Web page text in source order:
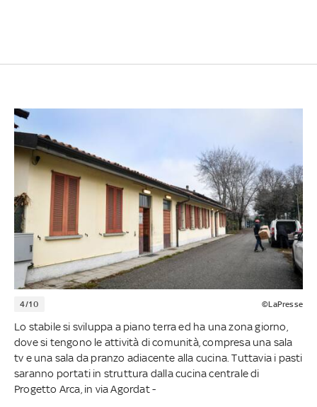
4/10 ©LaPresse
Lo stabile si sviluppa a piano terra ed ha una zona giorno,
dove si tengono le attività di comunità, compresa una sala
tv e una sala da pranzo adiacente alla cucina. Tuttavia i pasti
saranno portati in struttura dalla cucina centrale di
Progetto Arca, in via Agordat -